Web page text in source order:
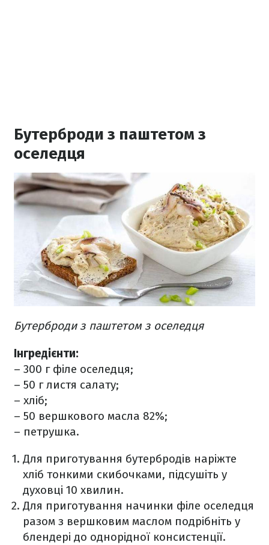
Бутерброди з паштетом з
оселедця
Бутерброди з паштетом з оселедця
Інгредієнти:
– 300 г філе оселедця;
– 50 г листя салату;
– хліб;
– 50 вершкового масла 82%;
– петрушка.
Для приготування бутербродів наріжте
хліб тонкими скибочками, підсушіть у
духовці 10 хвилин.
Для приготування начинки філе оселедця
разом з вершковим маслом подрібніть у
блендері до однорідної консистенції.